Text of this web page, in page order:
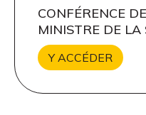
CONFÉRENCE
MINISTRE DE LA
Y ACCÉDER